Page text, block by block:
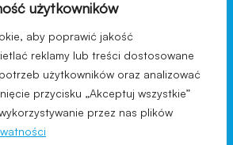
użytkowników
aby poprawić jakość
reklamy lub treści dostosowane
użytkowników oraz analizować
przycisku „Akceptuj wszystkie”
przez nas plików
nawigacja
Regulamin strony
Polityka prywatności
Kontakt